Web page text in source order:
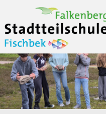
to
content